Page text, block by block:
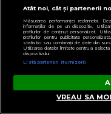
Atât noi, cât și partenerii
Măsurarea performanței reclamelor.
informațiilor de pe un dispozitiv.
profilurilor de conținut personalizat.
profilurilor pentru publicitate
statistici sau combinații de date din
Utilizarea datelor limitate pentru a
dispozitivului.
Listă parteneri (furnizori)
VREAU SA